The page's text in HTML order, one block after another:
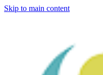
Skip to main content